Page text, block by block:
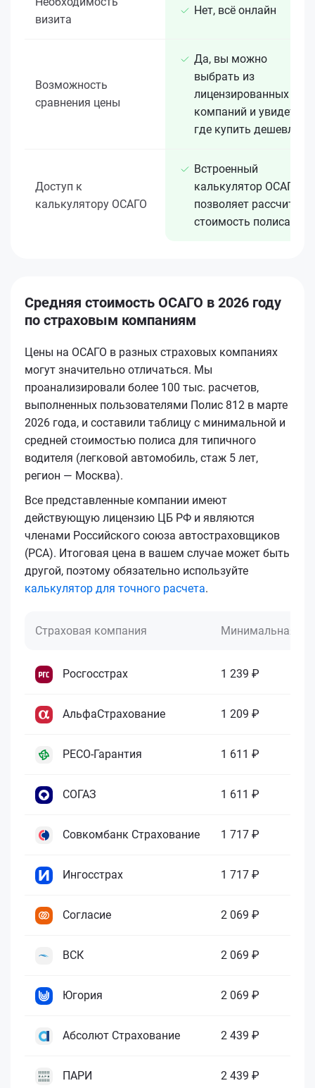
визита
Нет, всё онлайн
Возможность
сравнения цены
Да, вы можно
выбрать из
лицензированных 15+
компаний и увидеть,
где купить дешевле
Доступ к
калькулятору ОСАГО
Встроенный
калькулятор ОСАГО
позволяет рассчитать
стоимость полиса
Средняя стоимость ОСАГО в 2026 году
по страховым компаниям
Цены на ОСАГО в разных страховых компаниях
могут значительно отличаться. Мы
проанализировали более 100 тыс. расчетов,
выполненных пользователями Полис 812 в марте
2026 года, и составили таблицу с минимальной и
средней стоимостью полиса для типичного
водителя (легковой автомобиль, стаж 5 лет,
регион — Москва).
Все представленные компании имеют
действующую лицензию ЦБ РФ и являются
членами Российского союза автостраховщиков
(РСА). Итоговая цена в вашем случае может быть
другой, поэтому обязательно используйте
калькулятор для точного расчета.
Страховая компания Минимальная
Росгосстрах 1 239 ₽
АльфаСтрахование 1 209 ₽
РЕСО-Гарантия 1 611 ₽
СОГАЗ 1 611 ₽
Совкомбанк Страхование 1 717 ₽
Ингосстрах 1 717 ₽
Согласие 2 069 ₽
ВСК 2 069 ₽
Югория 2 069 ₽
Абсолют Страхование 2 439 ₽
ПАРИ 2 439 ₽